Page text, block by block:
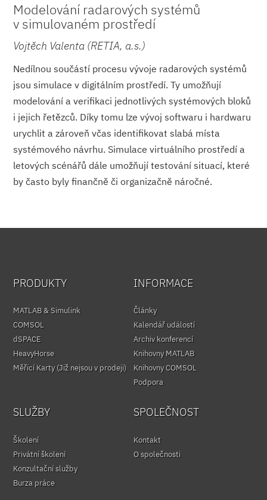
Modelování radarových systémů
v simulovaném prostředí
Vojtěch Valenta (RETIA, a.s.)
Nedílnou součástí procesu vývoje radarových systémů
jsou simulace v digitálním prostředí. Ty umožňují
modelování a verifikaci jednotlivých systémových bloků
i jejich řetězců. Díky tomu lze vývoj softwaru i hardwaru
urychlit a zároveň včas identifikovat slabá místa
systémového návrhu. Simulace virtuálního prostředí a
letových scénářů dále umožňují testování situací, které
by často byly finančně či organizačně náročné.
PRODUKTY
MATLAB & Simulink
COMSOL
dSPACE
HeavyHorse
Měřicí Karty (Již nejsou v prodeji)
INFORMACE
Články
Kalendář událostí
Archiv konferencí
Knihovny MATLAB
Knihovny COMSOL
Podpora
SLUŽBY
Školení
Privátní školení
Konzultační služby
Burza práce
SPOLEČNOST
Kontakt
O společnosti